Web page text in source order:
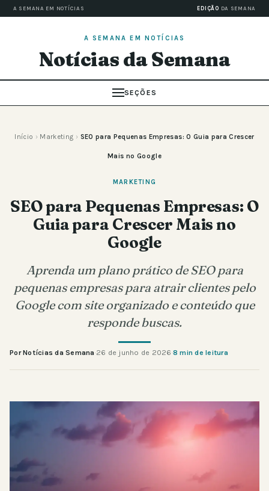
A SEMANA EM NOTÍCIAS EDIÇÃO DA SEMANA
A SEMANA EM NOTÍCIAS
Notícias da Semana
SEÇÕES
Início › Marketing › SEO para Pequenas Empresas: O Guia para Crescer
Mais no Google
MARKETING
SEO para Pequenas Empresas: O
Guia para Crescer Mais no
Google
Aprenda um plano prático de SEO para
pequenas empresas para atrair clientes pelo
Google com site organizado e conteúdo que
responde buscas.
Por Notícias da Semana·26 de junho de 2026·8 min de leitura